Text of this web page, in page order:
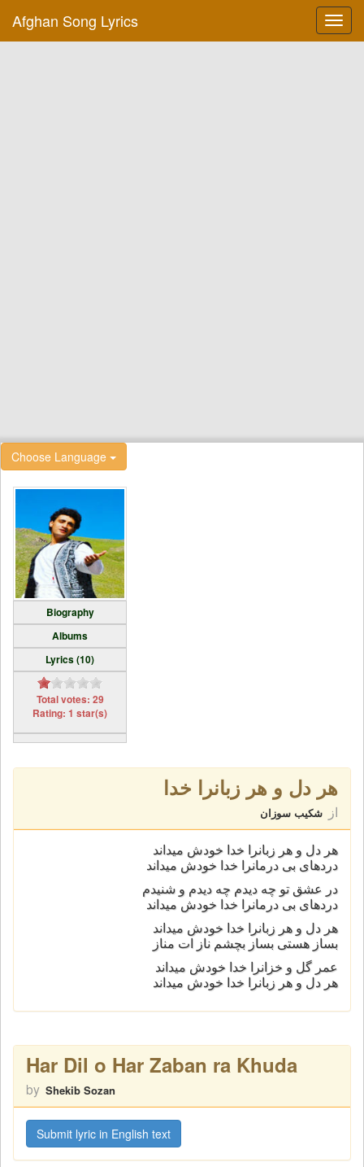
Afghan Song Lyrics
Choose Language
Biography
Albums
Lyrics (10)
Total votes: 29
Rating: 1 star(s)
هر دل و هر زبانرا خدا
از شکیب سوزان
هر دل و هر زبانرا خدا خودش میداند
دردهای بی درمانرا خدا خودش میداند
در عشق تو چه دیدم چه دیدم و شنیدم
دردهای بی درمانرا خدا خودش میداند
هر دل و هر زبانرا خدا خودش میداند
بساز هستی بساز بچشم ناز ات مناز
عمر گل و خزانرا خدا خودش میداند
هر دل و هر زبانرا خدا خودش میداند
Har Dil o Har Zaban ra Khuda
by Shekib Sozan
Submit lyric in English text